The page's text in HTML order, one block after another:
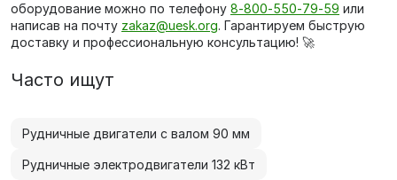
оборудование можно по телефону 8‑800‑550‑79‑59 или
написав на почту zakaz@uesk.org. Гарантируем быструю
доставку и профессиональную консультацию! 🚀
Часто ищут
Рудничные двигатели с валом 90 мм
Рудничные электродвигатели 132 кВт